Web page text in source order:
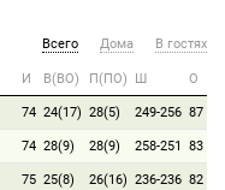
Всего Дома В гостях
И В(ВО) П(ПО) Ш О
74 24(17) 28(5) 249-256 87
74 28(9) 28(9) 258-251 83
75 25(8) 26(16) 236-236 82